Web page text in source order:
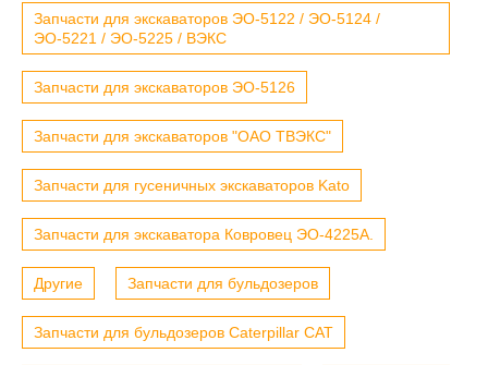
Запчасти для экскаваторов ЭО-5122 / ЭО-5124 /
ЭО-5221 / ЭО-5225 / ВЭКС
Запчасти для экскаваторов ЭО-5126
Запчасти для экскаваторов "ОАО ТВЭКС"
Запчасти для гусеничных экскаваторов Kato
Запчасти для экскаватора Ковровец ЭО-4225А.
Другие Запчасти для бульдозеров
Запчасти для бульдозеров Caterpillar CAT